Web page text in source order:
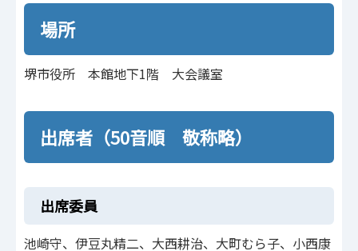
場所
堺市役所 本館地下1階 大会議室
出席者（50音順 敬称略）
出席委員
池崎守、伊豆丸精二、大西耕治、大町むら子、小西康